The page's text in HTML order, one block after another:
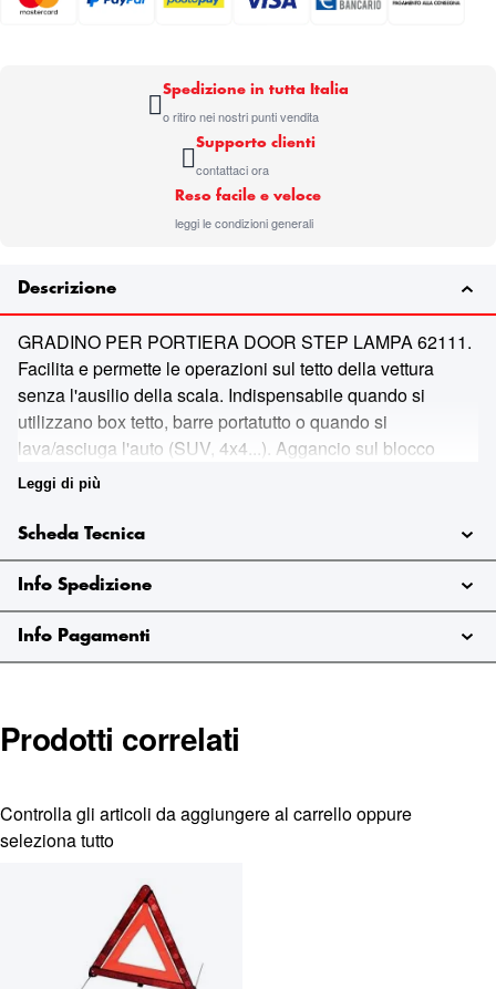
Spedizione in tutta Italia
o ritiro nei nostri punti vendita
Supporto clienti
contattaci ora
Reso facile e veloce
leggi le condizioni generali
Descrizione
GRADINO PER PORTIERA DOOR STEP LAMPA 62111.
Facilita e permette le operazioni sul tetto della vettura
senza l'ausilio della scala. Indispensabile quando si
utilizzano box tetto, barre portatutto o quando si
lava/asciuga l'auto (SUV, 4x4...). Aggancio sul blocco
portiera. In lega di alluminio con appoggio in gomma anti-
emergenza. 200 KG MAX.
Leggi di più
Scheda Tecnica
Info Spedizione
Info Pagamenti
Prodotti correlati
Controlla gli articoli da aggiungere al carrello oppure
seleziona tutto